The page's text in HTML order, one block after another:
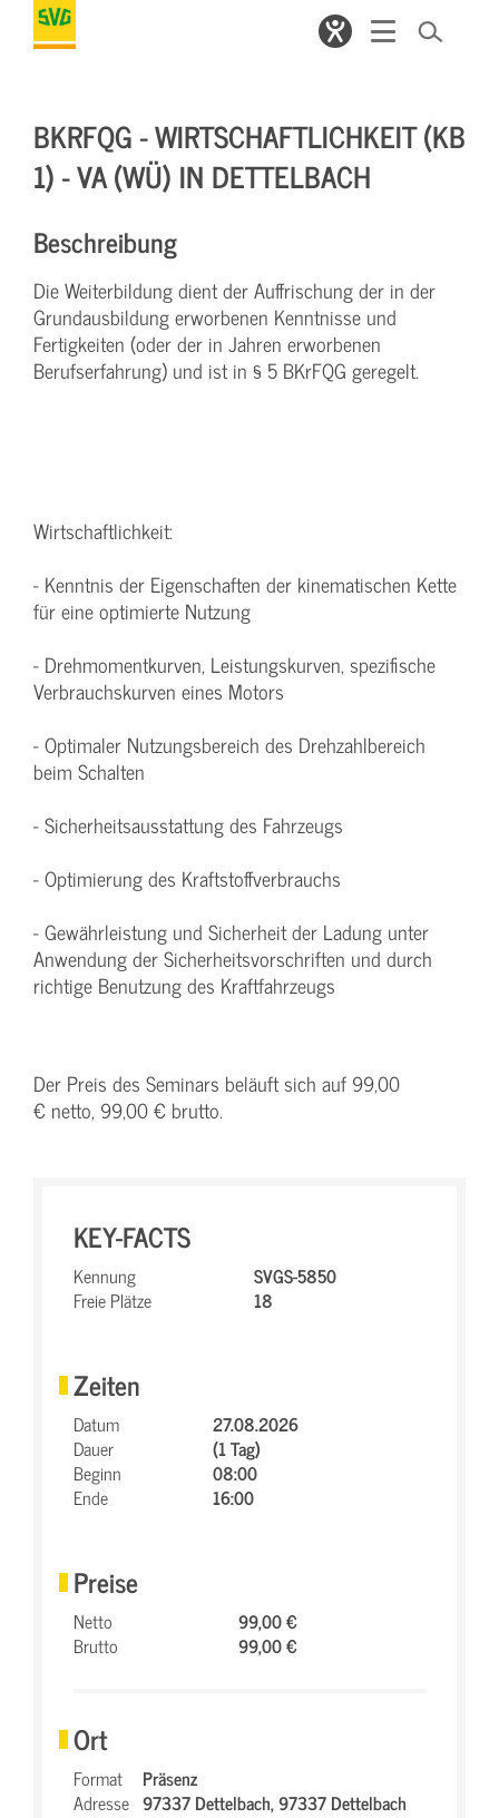
BKRFQG - WIRTSCHAFTLICHKEIT (KB
1) - VA (WÜ) IN DETTELBACH
Beschreibung
Die Weiterbildung dient der Auffrischung der in der
Grundausbildung erworbenen Kenntnisse und
Fertigkeiten (oder der in Jahren erworbenen
Berufserfahrung) und ist in § 5 BKrFQG geregelt.
Wirtschaftlichkeit:
- Kenntnis der Eigenschaften der kinematischen Kette
für eine optimierte Nutzung
- Drehmomentkurven, Leistungskurven, spezifische
Verbrauchskurven eines Motors
- Optimaler Nutzungsbereich des Drehzahlbereich
beim Schalten
- Sicherheitsausstattung des Fahrzeugs
- Optimierung des Kraftstoffverbrauchs
- Gewährleistung und Sicherheit der Ladung unter
Anwendung der Sicherheitsvorschriften und durch
richtige Benutzung des Kraftfahrzeugs
Der Preis des Seminars beläuft sich auf 99,00
€ netto, 99,00 € brutto.
KEY-FACTS
Kennung
SVGS-5850
Freie Plätze
18
Zeiten
Datum
27.08.2026
Dauer
(1 Tag)
Beginn
08:00
Ende
16:00
Preise
Netto
99,00 €
Brutto
99,00 €
Ort
Format
Präsenz
Adresse 97337 Dettelbach,97337 Dettelbach